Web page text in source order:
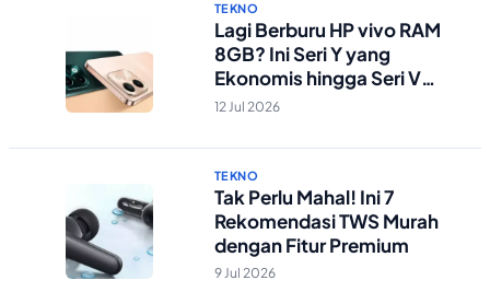
TEKNO
Lagi Berburu HP vivo RAM
8GB? Ini Seri Y yang
Ekonomis hingga Seri V
Berstandar Militer!
12 Jul 2026
TEKNO
Tak Perlu Mahal! Ini 7
Rekomendasi TWS Murah
dengan Fitur Premium
9 Jul 2026